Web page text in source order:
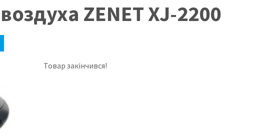
ZENET XJ-2200
Товар закінчився!